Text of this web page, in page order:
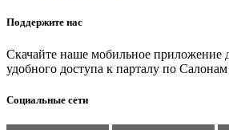
Поддержите нас
Скачайте наше мобильное приложение
удобного доступа к парталу по
Социальные сети